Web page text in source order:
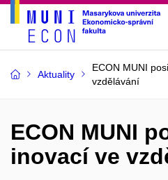
Aktuality
ECON MUNI
vzdělávání
ECON MUNI
inovací ve